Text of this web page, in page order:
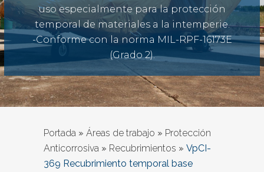
uso especialmente para la protección
temporal de materiales a la intemperie.
-Conforme con la norma MIL-RPF-16173E
(Grado 2).
Portada » Áreas de trabajo » Protección
Anticorrosiva » Recubrimientos » VpCI-
369 Recubrimiento temporal base